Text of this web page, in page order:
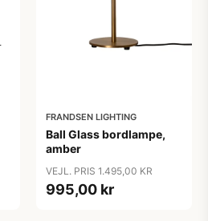
FRANDSEN LIGHTING
Ball Glass bordlampe,
amber
VEJL. PRIS 1.495,00 KR
995,00 kr